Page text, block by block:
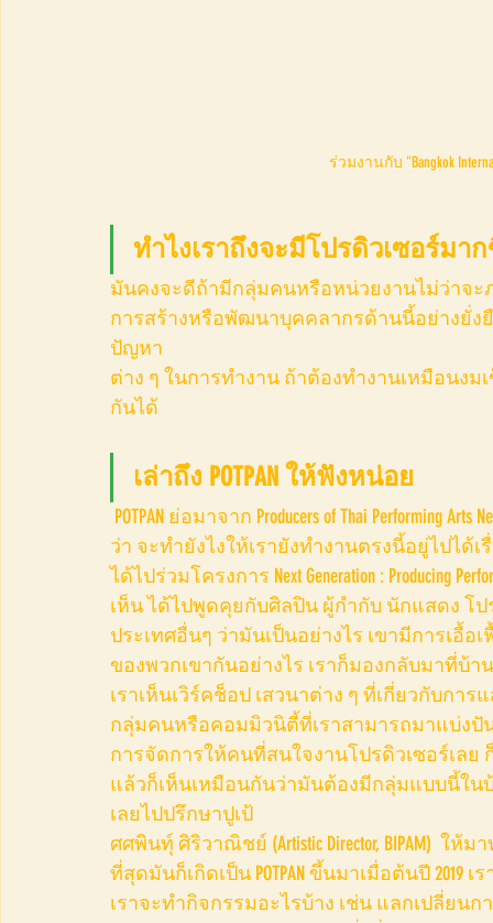
ร่วมงานกับ "Bangkok
ทำไงเราถึงจะมีโปรดิวเซอร์มา
มันคงจะดีถ้ามีกลุ่มคนหรือหน่วยงานไม่ว่าจะ
การสร้างหรือพัฒนาบุคคลากรด้านนี้อย่างยั่ง
ปัญหา
ต่าง ๆ ในการทำงาน ถ้าต้องทำงานเหมือนง
กันได้
เล่าถึง POTPAN ให้ฟังหน่อย
ว่า จะทำยังไงให้เรายังทำงานตรงนี้อยู่ไปได้
ได้ไปร่วมโครงการ Next Generation : Producing
เห็น ได้ไปพูดคุยกับศิลปิน ผู้กำกับ นักแสดง โป
ประเทศอื่นๆ ว่ามันเป็นอย่างไร เขามีการเอื้
ของพวกเขากันอย่างไร เราก็มองกลับมาที่บ้
เราเห็นเวิร์คช็อป เสวนาต่าง ๆ ที่เกี่ยวกับกา
กลุ่มคนหรือคอมมิวนิตี้ที่เราสามารถมาแบ่งปั
การจัดการให้คนที่สนใจงานโปรดิวเซอร์เลย
แล้วก็เห็นเหมือนกันว่ามันต้องมีกลุ่มแบบนี้ใน
เลยไปปรึกษาปูเป้
ศศพินทุ์ ศิริวาณิชย์ (Artistic Director, BIPAM)
ที่สุดมันก็เกิดเป็น POTPAN ขึ้นมาเมื่อต้นปี
เราจะทำกิจกรรมอะไรบ้าง เช่น แลกเปลี่ยน